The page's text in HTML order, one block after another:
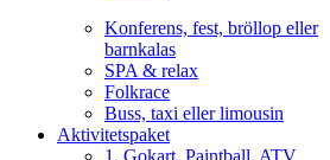
Konferens, fest, bröllop eller
barnkalas
SPA & relax
Folkrace
Buss, taxi eller limousin
Aktivitetspaket
1. Gokart, Paintball, ATV